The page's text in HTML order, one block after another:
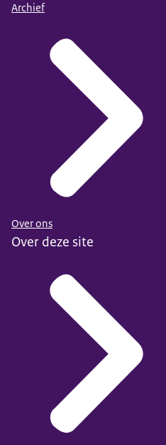
Archief
Over ons
Over deze site